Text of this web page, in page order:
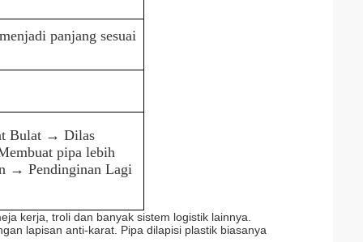
panjang sesuai
Bulat → Dilas
pipa lebih
→ Pendinginan Lagi
kerja, troli dan banyak sistem logistik lainnya.
lapisan anti-karat. Pipa dilapisi plastik biasanya